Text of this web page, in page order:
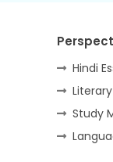
Hindi
Study